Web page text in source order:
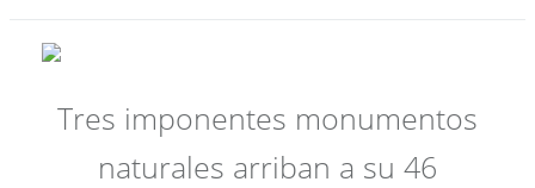
Tres imponentes monumentos
naturales arriban a su 46